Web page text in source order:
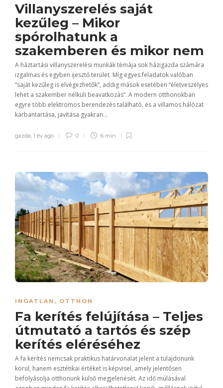
Villanyszerelés saját
kezűleg – Mikor
spórolhatunk a
szakemberen és mikor nem
A háztartási villanyszerelési munkák témája sok házigazda számára
izgalmas és egyben ijesztő terület. Míg egyes feladatok valóban
“saját kezűleg is elvégezhetők”, addig mások esetében “életveszélyes
lehet a szakember nélküli beavatkozás”. A modern otthonokban
egyre több elektromos berendezés található, és a villamos hálózat
karbantartása, javítása gyakran...
gazda 1 év ago 0 6 min
INGATLAN , OTTHON
Fa kerítés felújítása – Teljes
útmutató a tartós és szép
kerítés eléréséhez
A fa kerítés nemcsak praktikus határvonalat jelent a tulajdonunk
körül, hanem esztétikai értéket is képvisel, amely jelentősen
befolyásolja otthonunk külső megjelenését. Az idő múlásával